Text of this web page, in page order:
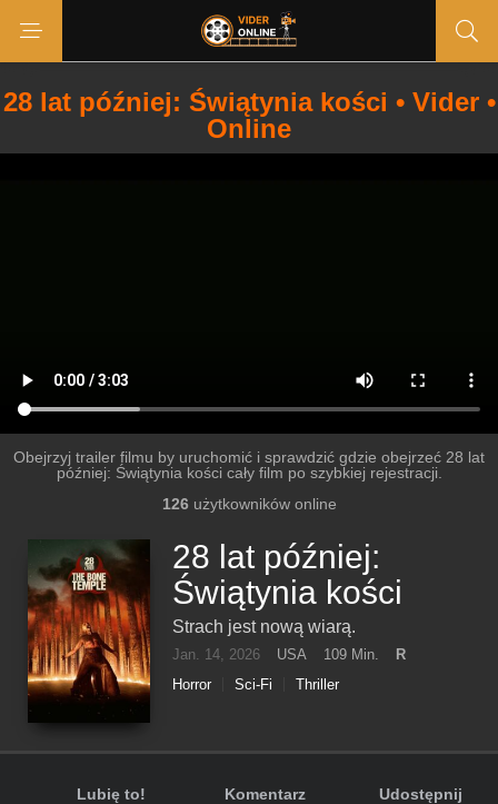
28 lat później: Świątynia kości • Vider •
Online
Obejrzyj trailer filmu by uruchomić i sprawdzić gdzie obejrzeć 28 lat
później: Świątynia kości cały film po szybkiej rejestracji.
126użytkowników online
28 lat później:
Świątynia kości
Strach jest nową wiarą.
Jan. 14, 2026 USA 109 Min.
R
Horror
Sci-Fi Thriller
Lubię to! Komentarz Udostępnij